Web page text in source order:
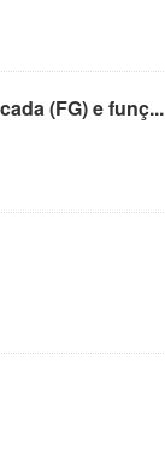
(FG) e funç...